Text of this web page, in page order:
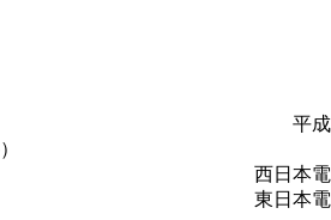
平
西日本
東日本